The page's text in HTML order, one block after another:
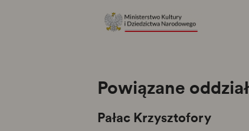
Powiązane
Pałac Krzysztofory